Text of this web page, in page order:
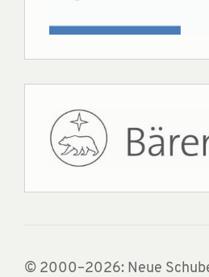
© 2000–2026: Neue